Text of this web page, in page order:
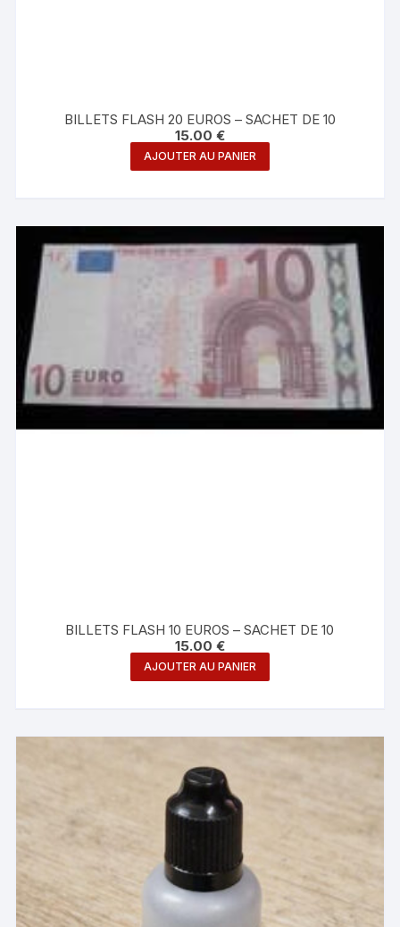
BILLETS FLASH 20 EUROS – SACHET DE 10
15.00 €
AJOUTER AU PANIER
BILLETS FLASH 10 EUROS – SACHET DE 10
15.00 €
AJOUTER AU PANIER